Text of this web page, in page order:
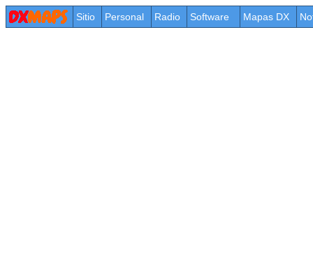
Sitio Personal Radio Software Mapas DX